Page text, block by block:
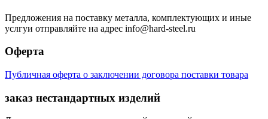
Предложения на поставку металла, комплектующих и иные
услгуи отправляйте на адрес info@hard-steel.ru
Оферта
Публичная оферта о заключении договора поставки товара
заказ нестандартных изделий